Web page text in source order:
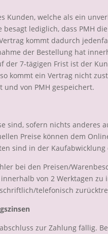
Kunden, welche als ein
besagt lediglich, dass PMH
kommt dadurch
der Bestellung hat
der 7-tägigen Frist ist der
kommt ein Vertrag nicht
und von PMH gespeichert.
sind, sofern nichts
Preise können dem
sind in der Kaufabwicklung
bei den Preisen/
von 2 Werktagen
telefonisch
zur Zahlung fällig.